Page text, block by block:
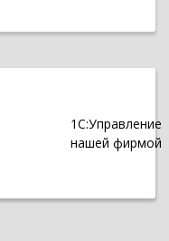
1С:Управление
нашей фирмой